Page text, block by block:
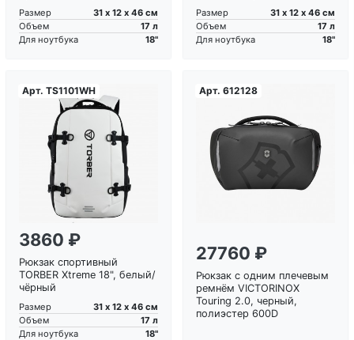
Размер
31 х 12 х 46 см
Объем
17 л
Для ноутбука
18"
Размер
31 х 12 х 46 см
Объем
17 л
Для ноутбука
18"
Арт. TS1101WH
Загрузка...
3860 ₽
Рюкзак спортивный
TORBER Xtreme 18", белый/
чёрный
Размер
31 х 12 х 46 см
Объем
17 л
Для ноутбука
18"
Арт. 612128
Загрузка...
27760 ₽
Рюкзак с одним плечевым
ремнём VICTORINOX
Touring 2.0, черный,
полиэстер 600D